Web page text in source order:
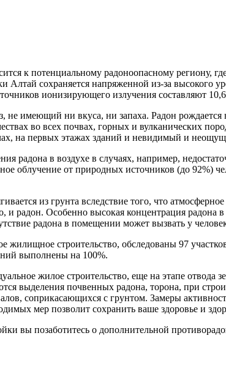
к потенциальному радоноопасному региону,
Алтай сохраняется напряженной из-за
ионизирующего излучения составляют
имеющий ни вкуса, ни запаха. Радон рождается
во всех почвах, горных и вулканических
на первых этажах зданий и невидимый и
радона в воздухе в случаях, например,
от природных источников (до 92%)
из грунта вследствие того, что
и радон. Особенно высокая концентрация
радона в помещении может вызвать у
жилищное строительство, обследованы 97
выполнены на 100%.
жилое строительство, еще на этапе отвода
выделения почвенных радона, торона, при
соприкасающихся с грунтом. Замеры
мер позволит сохранить ваше здоровье и
вы позаботитесь о дополнительной